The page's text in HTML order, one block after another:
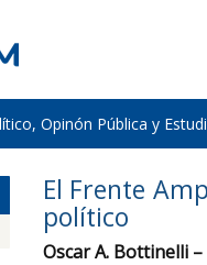
Opinón Pública y
El Frente
político
Oscar A. Bottinelli